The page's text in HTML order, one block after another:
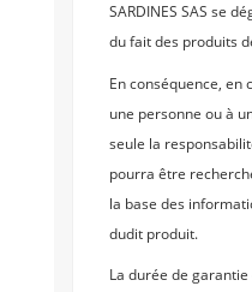
SARDINES SAS se
du fait des produits
En conséquence, en
une personne ou à
seule la
pourra être
la base des
dudit produit.
La durée de garantie